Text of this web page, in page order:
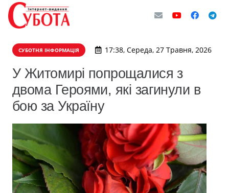
СУБОТНЯ ІНФОРМАЦІЯ 17:38, Середа, 27 Травня, 2026
У Житомирі попрощалися з
двома Героями, які загинули в
бою за Україну